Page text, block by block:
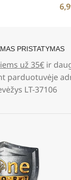
PRISTATYMAS
už 35€ir
parduotuvėje
LT-37106